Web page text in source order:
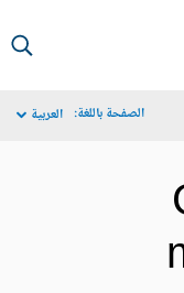
الصفحة باللغة: العربية